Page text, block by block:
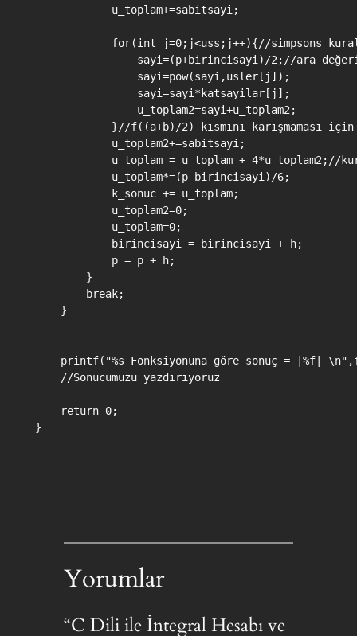
            u_toplam+=sabitsayi;
for(int j=0;j<uss;j++){//simpsons
sayi=(p+birincisayi)/2;//ara
                sayi=pow(sayi,usler[j]);
                sayi=sayi*katsayilar[j];
                u_toplam2=sayi+u_toplam2;
}//f((a+b)/2) kısmını karışmaması
            u_toplam2+=sabitsayi;
u_toplam = u_toplam + 4*u_toplam2;//
            u_toplam*=(p-birincisayi)/6;
            k_sonuc += u_toplam;
            u_toplam2=0;
            u_toplam=0;
            birincisayi = birincisayi + h;
            p = p + h;
        }
        break;
    }
printf("%s Fonksiyonuna göre sonuç = |%f|
    //Sonucumuzu yazdırıyoruz
    return 0;
}
Yorumlar
“C Dili ile İntegral Hesabı ve